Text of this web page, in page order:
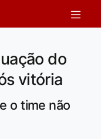
do
vitória
o time não